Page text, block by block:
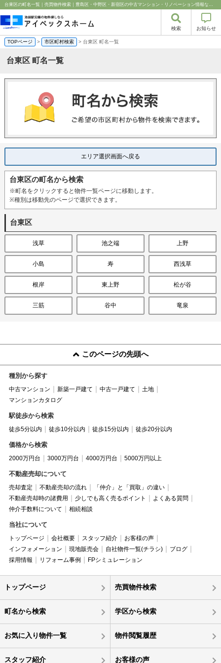
台東区の町名一覧｜売買物件検索｜豊島区・中野区・新宿区の中古マンション・リノベーション情報なら池袋のアイベックスホーム！
検索 お知らせ
TOPページ > 市区町村検索 > 台東区 町名一覧
台東区 町名一覧
エリア選択画面へ戻る
台東区の町名から検索
※町名をクリックすると物件一覧ページに移動します。
※種別は移動先のページで選択できます。
台東区
浅草 池之端 上野
小島 寿 西浅草
根岸 東上野 松が谷
三筋 谷中 竜泉
このページの先頭へ
種別から探す
中古マンション 新築一戸建て 中古一戸建て
土地
マンションカタログ
駅徒歩から検索
徒歩5分以内 徒歩10分以内 徒歩15分以内 徒歩20分以内
価格から検索
2000万円台 3000万円台 4000万円台 5000万円以上
不動産売却について
売却査定 不動産売却の流れ
「仲介」と「買取」の違い
不動産売却時の諸費用
少しでも高く売るポイント
よくある質問
仲介手数料について
相続相談
当社について
トップページ 会社概要 スタッフ紹介
お客様の声
インフォメーション
現地販売会 自社物件一覧(チラシ)
ブログ
採用情報
リフォーム事例 FPシミュレーション
トップページ 売買物件検索
町名から検索 学区から検索
お気に入り物件一覧 物件閲覧履歴
スタッフ紹介 お客様の声